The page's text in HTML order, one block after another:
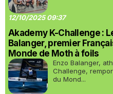
12/10/2025 09:37
Akademy K-Challenge :
Balanger, premier
Monde de Moth à foils
Enzo Balanger,
Challenge,
du Mond...